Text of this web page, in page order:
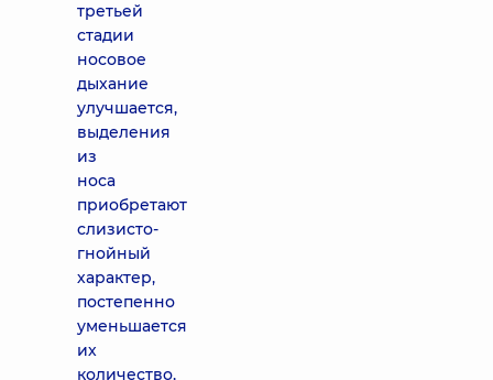
третьей
стадии
носовое
дыхание
улучшается,
выделения
из
носа
приобретают
слизисто-
гнойный
характер,
постепенно
уменьшается
их
количество,